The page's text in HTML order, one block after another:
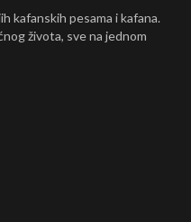
kafanskih pesama i kafana.
života, sve na jednom